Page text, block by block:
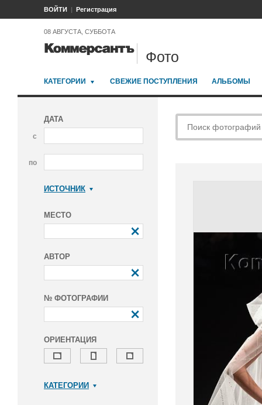
ВОЙТИ Регистрация
08 АВГУСТА, СУББОТА
Фото
КАТЕГОРИИ СВЕЖИЕ ПОСТУПЛЕНИЯ АЛЬБОМЫ
ДАТА
с
по
ИСТОЧНИК
МЕСТО
АВТОР
№ ФОТОГРАФИИ
ОРИЕНТАЦИЯ
КАТЕГОРИИ